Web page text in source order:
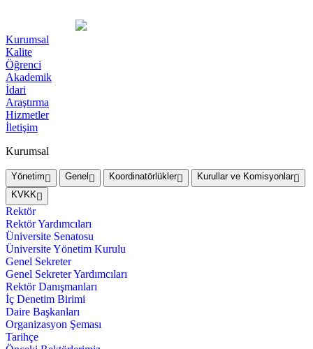
Kurumsal
Kalite
Öğrenci
Akademik
İdari
Araştırma
Hizmetler
İletişim
Kurumsal
Yönetim Genel Koordinatörlükler
Kurullar ve Komisyonlar
KVKK
Rektör
Rektör Yardımcıları
Üniversite Senatosu
Üniversite Yönetim Kurulu
Genel Sekreter
Genel Sekreter Yardımcıları
Rektör Danışmanları
İç Denetim Birimi
Daire Başkanları
Organizasyon Şeması
Tarihçe